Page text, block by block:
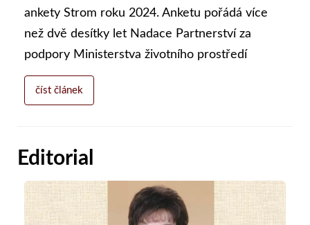
ankety Strom roku 2024. Anketu pořádá více
než dvě desítky let Nadace Partnerství za
podpory Ministerstva životního prostředí
číst článek
Editorial